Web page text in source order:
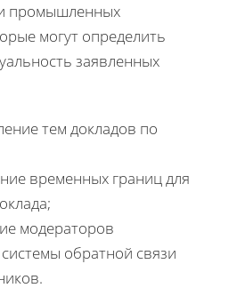
промышленных
могут определить
заявленных
тем докладов по
временных границ для
модераторов
обратной связи